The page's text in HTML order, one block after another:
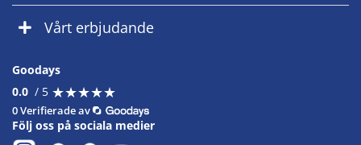
Vårt erbjudande
Goodays
0.0 / 5 ★★★★★
★★★★★
0 Verifierade av
Följ oss på sociala medier